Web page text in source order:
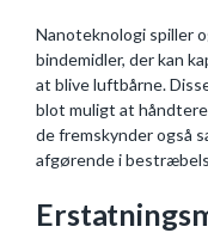
Nanoteknologi spiller
bindemidler, der kan
at blive luftbårne.
blot muligt at
de fremskynder også
afgørende i